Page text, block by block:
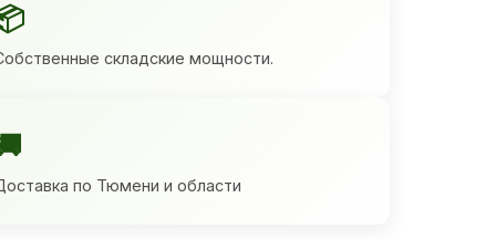
складские мощности.
по Тюмени и области